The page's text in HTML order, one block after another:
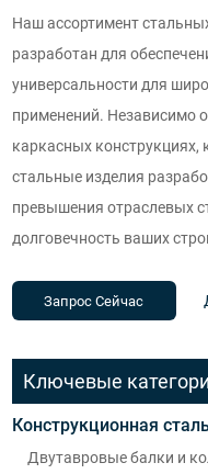
Наш ассортимент
разработан для
универсальности для
применений. Независимо
каркасных конструкциях,
стальные изделия
превышения отраслевых
долговечность ваших
Запрос Сейчас
Ключевые
Конструкционная
Двутавровые балки и